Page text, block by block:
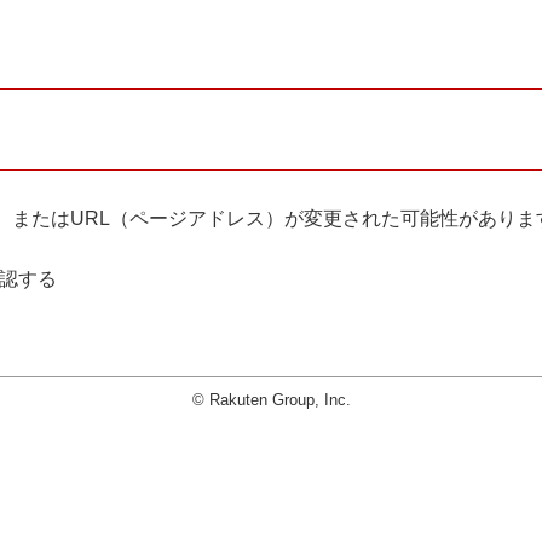
たはURL（ページアドレス）が変更された可能性がありま
する
© Rakuten Group, Inc.